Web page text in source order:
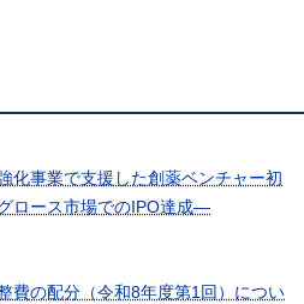
化事業で支援した創薬ベンチャー初
ロース市場でのIPO達成―
費の配分（令和8年度第1回）につい